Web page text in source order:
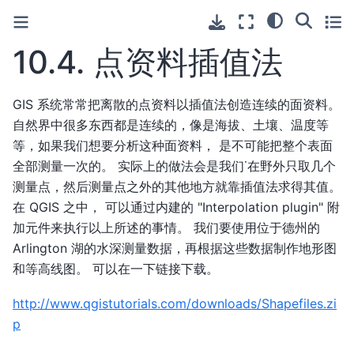
10.4. 点资料插值法
GIS 系统常常把离散的点资料以插值法创造连续的面资料。
自然界中很多东西都是连续的，像是海拔、土壤、温度等
等，如果我们想要分析这种面资料， 是不可能把整个表面
全部测量一次的。 实际上的做法会是我们˙在野外只取几个
测量点，然后测量点之外的其他地方就靠插值法求得其值。
在 QGIS 之中， 可以通过内建的 "Interpolation plugin" 附
加元件来执行以上所述的事情。 我们要使用位于德州的
Arlington 湖的水深测量数据，再根据这些数据制作地形图
和等高线图。 可以在一下链接下载。
http://www.qgistutorials.com/downloads/Shapefiles.zi
p